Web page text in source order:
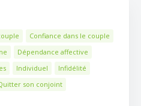
Confiance dans le couple
Dépendance affective
Individuel
Infidélité
son conjoint